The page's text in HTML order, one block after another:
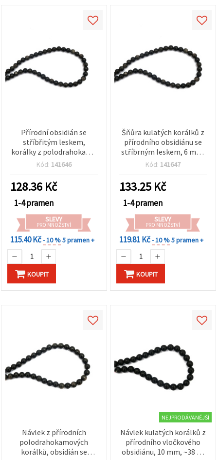
Přírodní obsidián se
stříbřitým leskem,
korálky z polodrahokamu
na návleku, kulaté 4 mm
Kód: 141646
128.36 Kč
1-4 pramen
SLEVY
PRO MNOŽSTVÍ
115.40 Kč- 10 %5 pramen +
KOUPIT
Šňůra kulatých korálků z
přírodního obsidiánu se
stříbrným leskem, 6 mm,
cca 60 ks – hluboce černý
Kód: 141647
133.25 Kč
1-4 pramen
SLEVY
PRO MNOŽSTVÍ
119.81 Kč- 10 %5 pramen +
KOUPIT
Návlek z přírodních
polodrahokamových
korálků, obsidián se
NEJPRODÁVANĚJŠÍ
Návlek kulatých korálků z
přírodního vločkového
obsidiánu, 10 mm, ~38 ks